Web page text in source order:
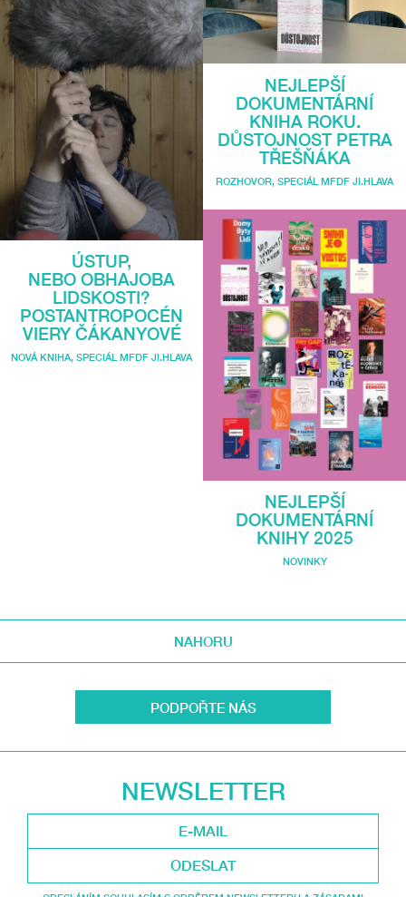
ÚSTUP,
NEBO OBHAJOBA
LIDSKOSTI?
POSTANTROPOCÉN
VIERY ČÁKANYOVÉ
NOVÁ KNIHA, SPECIÁL MFDF JI.HLAVA
NEJLEPŠÍ
DOKUMENTÁRNÍ
KNIHA ROKU.
DŮSTOJNOST PETRA
TŘEŠŇÁKA
ROZHOVOR, SPECIÁL MFDF JI.HLAVA
NEJLEPŠÍ
DOKUMENTÁRNÍ
KNIHY 2025
NOVINKY
NAHORU
PODPOŘTE NÁS
NEWSLETTER
ODESLAT